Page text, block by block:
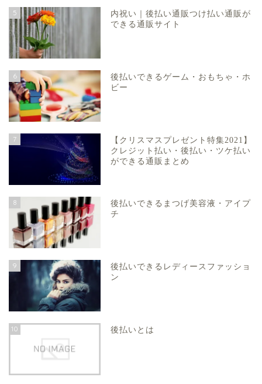
5
内祝い｜後払い通販つけ払い通販が
できる通販サイト
6
後払いできるゲーム・おもちゃ・ホ
ビー
7
【クリスマスプレゼント特集2021】
クレジット払い・後払い・ツケ払い
ができる通販まとめ
8
後払いできるまつげ美容液・アイプ
チ
9
後払いできるレディースファッショ
ン
10 後払いとは